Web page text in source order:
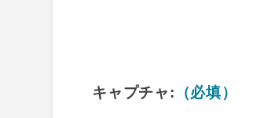
キャプチャ: （必填）